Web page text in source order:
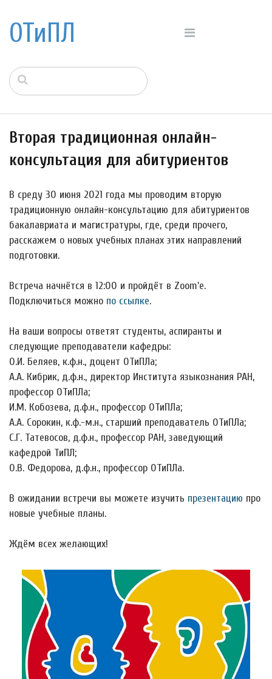
ОТиПЛ
Вторая традиционная онлайн-
консультация для абитуриентов
В среду 30 июня 2021 года мы проводим вторую
традиционную онлайн-консультацию для абитуриентов
бакалавриата и магистратуры, где, среди прочего,
расскажем о новых учебных планах этих направлений
подготовки.
Встреча начнётся в 12:00 и пройдёт в Zoom'е.
Подключиться можно по ссылке.
На ваши вопросы ответят студенты, аспиранты и
следующие преподаватели кафедры:
О.И. Беляев, к.ф.н., доцент ОТиПЛа;
А.А. Кибрик, д.ф.н., директор Института языкознания РАН,
профессор ОТиПЛа;
И.М. Кобозева, д.ф.н., профессор ОТиПЛа;
А.А. Сорокин, к.ф.-м.н., старший преподаватель ОТиПЛа;
С.Г. Татевосов, д.ф.н., профессор РАН, заведующий
кафедрой ТиПЛ;
О.В. Федорова, д.ф.н., профессор ОТиПЛа.
В ожидании встречи вы можете изучить презентацию про
новые учебные планы.
Ждём всех желающих!